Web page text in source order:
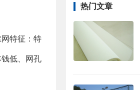
特征：特
低、网孔
热门文章